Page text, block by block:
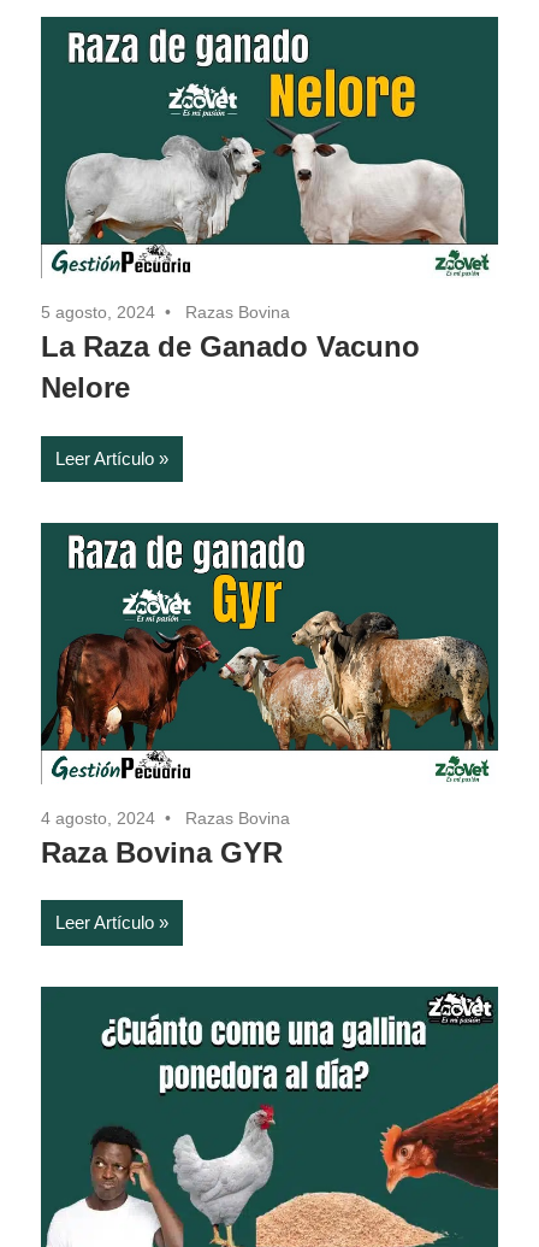
5 agosto, 2024 Razas Bovina
La Raza de Ganado Vacuno
Nelore
Leer Artículo
4 agosto, 2024 Razas Bovina
Raza Bovina GYR
Leer Artículo